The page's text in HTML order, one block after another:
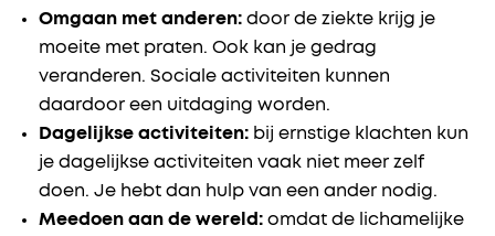
Omgaan met anderen: door de ziekte krijg je
moeite met praten. Ook kan je gedrag
veranderen. Sociale activiteiten kunnen
daardoor een uitdaging worden.
Dagelijkse activiteiten: bij ernstige klachten kun
je dagelijkse activiteiten vaak niet meer zelf
doen. Je hebt dan hulp van een ander nodig.
Meedoen aan de wereld: omdat de lichamelijke